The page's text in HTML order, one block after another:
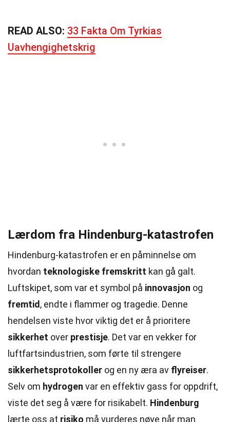
READ ALSO: 33 Fakta Om Tyrkias
Uavhengighetskrig
Lærdom fra Hindenburg-katastrofen
Hindenburg-katastrofen er en påminnelse om
hvordan teknologiske fremskritt kan gå galt.
Luftskipet, som var et symbol på innovasjon og
fremtid , endte i flammer og tragedie. Denne
hendelsen viste hvor viktig det er å prioritere
sikkerhet over prestisje. Det var en vekker for
luftfartsindustrien, som førte til strengere
sikkerhetsprotokoller og en ny æra av flyreiser.
Selv om hydrogen var en effektiv gass for oppdrift,
viste det seg å være for risikabelt. Hindenburg
lærte oss at risiko må vurderes nøye når man